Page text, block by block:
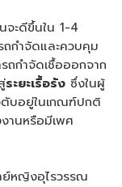
จะดีขึ้นใน 1-4
ถกำจัดและควบคุม
ถกำจัดเชื้อออกจาก
ระยะเรื้อรัง ซึ่งในผู้
ตับอยู่ในเกณฑ์ปกติ
านหรือมีเพศ
ย์หญิงอุไรวรรณ